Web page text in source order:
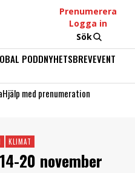
Prenumerera
Logga in
Sök
PODDNYHETSBREVEVENT
Hjälp med prenumeration
KLIMAT
20 november